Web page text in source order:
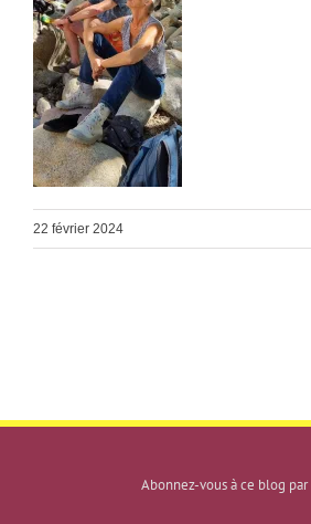
22 février 2024
Abonnez-vous à ce blog